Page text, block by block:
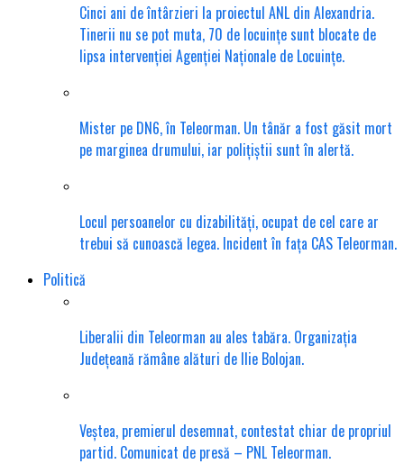
Cinci ani de întârzieri la proiectul ANL din Alexandria.
Tinerii nu se pot muta, 70 de locuințe sunt blocate de
lipsa intervenției Agenției Naționale de Locuințe.
Mister pe DN6, în Teleorman. Un tânăr a fost găsit mort
pe marginea drumului, iar polițiștii sunt în alertă.
Locul persoanelor cu dizabilități, ocupat de cel care ar
trebui să cunoască legea. Incident în fața CAS Teleorman.
Politică
Liberalii din Teleorman au ales tabăra. Organizația
Județeană rămâne alături de Ilie Bolojan.
Veștea, premierul desemnat, contestat chiar de propriul
partid. Comunicat de presă – PNL Teleorman.